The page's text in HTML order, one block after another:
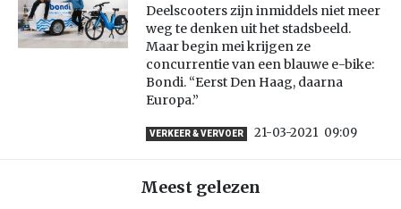
Deelscooters zijn inmiddels niet meer
weg te denken uit het stadsbeeld.
Maar begin mei krijgen ze
concurrentie van een blauwe e-bike:
Bondi. “Eerst Den Haag, daarna
Europa.”
VERKEER & VERVOER 21-03-2021 09:09
Meest gelezen